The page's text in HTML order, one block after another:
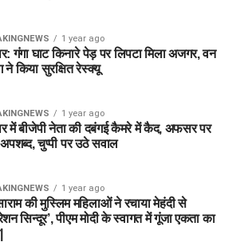
1 year ago
गंगा घाट किनारे पेड़ पर लिपटा मिला अजगर, वन
ने किया सुरक्षित रेस्क्यू
1 year ago
में बीजेपी नेता की दबंगई कैमरे में कैद, अफसर पर
चुप्पी पर उठे सवाल
1 year ago
की मुस्लिम महिलाओं ने रचाया मेहंदी से
सिन्दूर’, पीएम मोदी के स्वागत में गूंजा एकता का